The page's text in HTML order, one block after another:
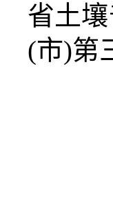
省土
(市)第